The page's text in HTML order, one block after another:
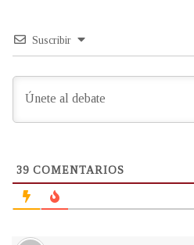
Suscribir
39 COMENTARIOS